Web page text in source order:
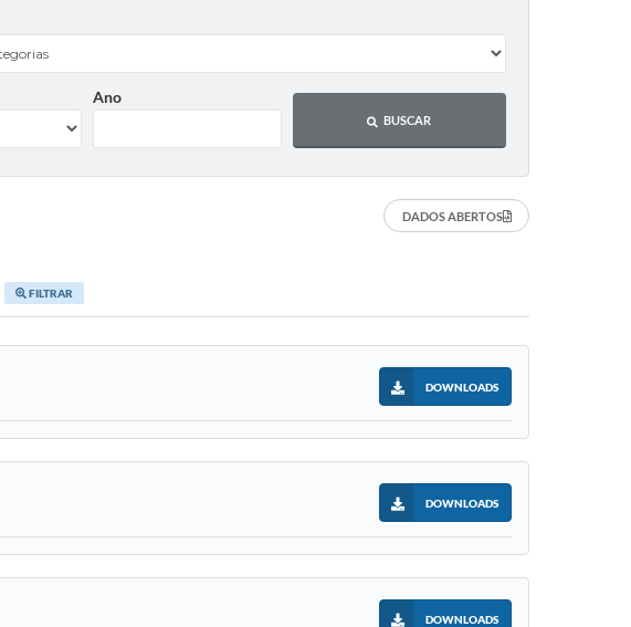
Ano
BUSCAR
DADOS ABERTOS
FILTRAR
DOWNLOADS
DOWNLOADS
DOWNLOADS